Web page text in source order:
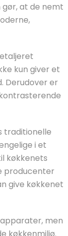
at de nemt
kun giver et
Derudover er
traditionelle
i et
køkkenets
producenter
give køkkenet
men
køkkenmiljø.